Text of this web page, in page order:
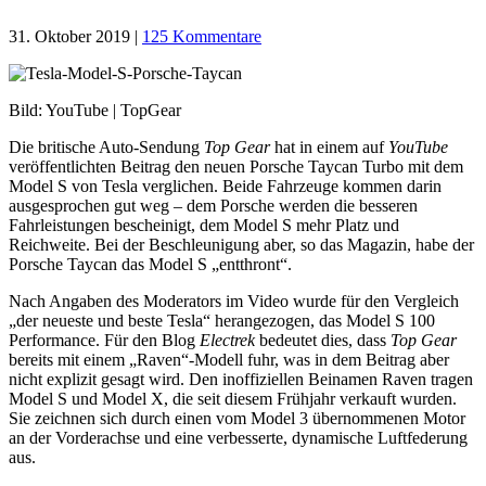
31. Oktober 2019 | 125 Kommentare
Bild: YouTube | TopGear
Die britische Auto-Sendung Top Gearhat in einem auf YouTube
veröffentlichten Beitrag den neuen Porsche Taycan Turbo mit dem
Model S von Tesla verglichen. Beide Fahrzeuge kommen darin
ausgesprochen gut weg – dem Porsche werden die besseren
Fahrleistungen bescheinigt, dem Model S mehr Platz und
Reichweite. Bei der Beschleunigung aber, so das Magazin, habe der
Porsche Taycan das Model S „entthront“.
Nach Angaben des Moderators im Video wurde für den Vergleich
„der neueste und beste Tesla“ herangezogen, das Model S 100
Performance. Für den Blog Electrekbedeutet dies, dass Top Gear
bereits mit einem „Raven“-Modell fuhr, was in dem Beitrag aber
nicht explizit gesagt wird. Den inoffiziellen Beinamen Raven tragen
Model S und Model X, die seit diesem Frühjahr verkauft wurden.
Sie zeichnen sich durch einen vom Model 3 übernommenen Motor
an der Vorderachse und eine verbesserte, dynamische Luftfederung
aus.